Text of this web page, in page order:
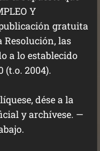
Y
publicación gratuita
Resolución, las
a lo establecido
(t.o. 2004).
dése a la
y archívese. —